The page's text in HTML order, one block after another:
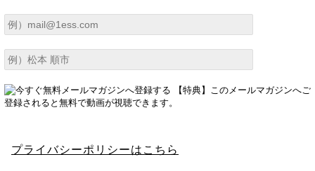
プライバシーポリシーはこちら